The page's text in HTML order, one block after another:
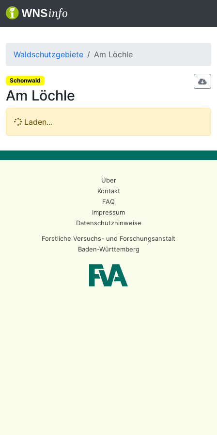
Waldschutzgebiete Am Löchle
Schonwald
Am Löchle
Laden...
Über
Kontakt
FAQ
Impressum
Datenschutzhinweise
Forstliche Versuchs- und Forschungsanstalt
Baden-Württemberg